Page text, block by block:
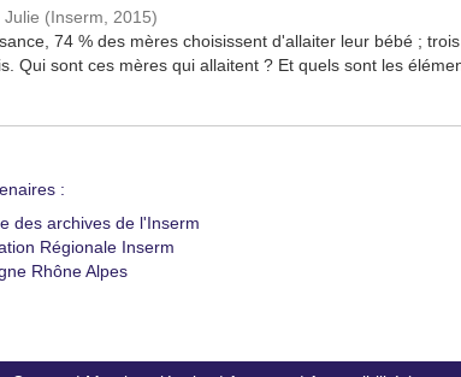
Julie (Inserm, 2015)
74 % des mères choisissent d'allaiter leur bébé ;
Qui sont ces mères qui allaitent ? Et quels sont les
:
des archives de l'Inserm
Régionale Inserm
Rhône Alpes